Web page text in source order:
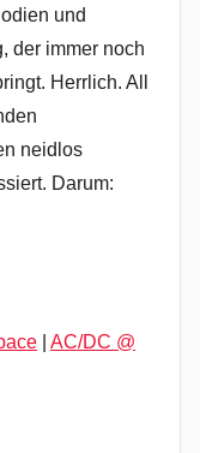
und
der immer noch
Herrlich. All
neidlos
Darum:
AC/DC @